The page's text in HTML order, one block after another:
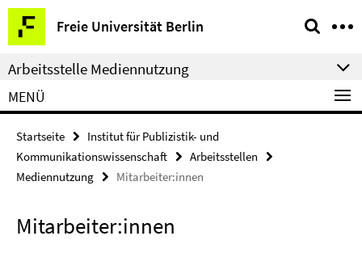
Springe
direkt
zu
Inhalt
Freie Universität Berlin
Service-
Navigation
Arbeitsstelle Mediennutzung
MENÜ
Startseite
Institut für Publizistik- und
Kommunikationswissenschaft
Arbeitsstellen
Mediennutzung
Mitarbeiter:innen
Mitarbeiter:innen